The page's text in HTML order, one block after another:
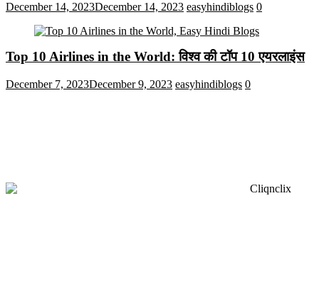
December 14, 2023December 14, 2023 easyhindiblogs 0
Top 10 Airlines in the World: विश्व की टॉप 10 एयरलाइंस
December 7, 2023December 9, 2023 easyhindiblogs 0